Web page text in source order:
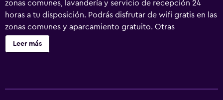
zonas comunes, lavandería y servicio de recepción 24
horas a tu disposición. Podrás disfrutar de wifi gratis en las
zonas comunes y aparcamiento gratuito. Otras
instalaciones incluyen una máquina expendedora. Studio 6
Tulsa, OK - Central ofrece 80 alojamientos con aire
Leer más